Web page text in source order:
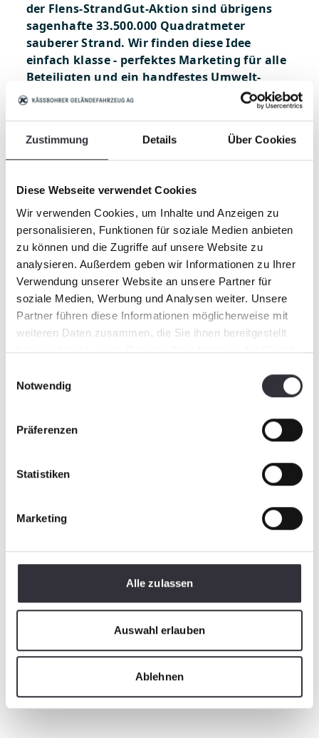
Zustimmung Details Über Cookies
Diese Webseite verwendet Cookies
Wir verwenden Cookies, um Inhalte und Anzeigen zu
personalisieren, Funktionen für soziale Medien anbieten
zu können und die Zugriffe auf unsere Website zu
analysieren. Außerdem geben wir Informationen zu Ihrer
Verwendung unserer Website an unsere Partner für
soziale Medien, Werbung und Analysen weiter. Unsere
Partner führen diese Informationen möglicherweise mit
weiteren Daten zusammen, die Sie ihnen bereitgestellt
haben oder die sie im Rahmen Ihrer Nutzung der Dienste
Notwendig
Präferenzen
Statistiken
Marketing
Alle zulassen
Auswahl erlauben
Ablehnen
der Flens-StrandGut-Aktion sind übrigens
sagenhafte 33.500.000 Quadratmeter
sauberer Strand. Wir finden diese Idee
einfach klasse - perfektes Marketing für alle
Beteiligten und ein handfestes Umwelt-
Engagement - machen Sie es doch einfach
v=3R1HYlXx6Yg
https://www.youtube.com/watch?